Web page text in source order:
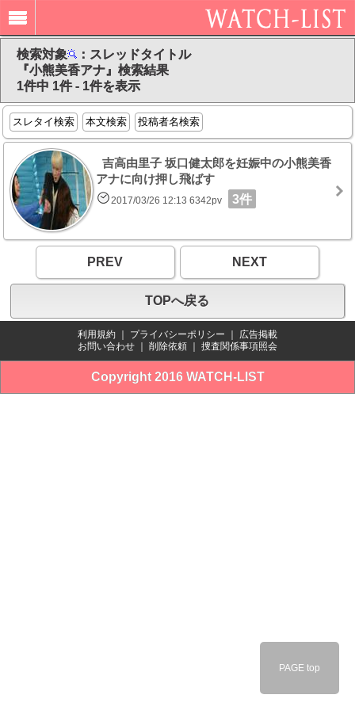
検索対象
：スレッドタイトル
『小熊美香アナ』検索結果
1件中 1件 - 1件を表示
スレタイ検索 本文検索 投稿者名検索
吉高由里子 坂口健太郎を妊娠中の小熊美香
アナに向け押し飛ばす
2017/03/26 12:13 6342pv 3件
PREV NEXT
TOPへ戻る
利用規約 プライバシーポリシー
広告掲載
お問い合わせ
削除依頼 捜査関係事項照会
Copyright 2016 WATCH-LIST
PAGE top